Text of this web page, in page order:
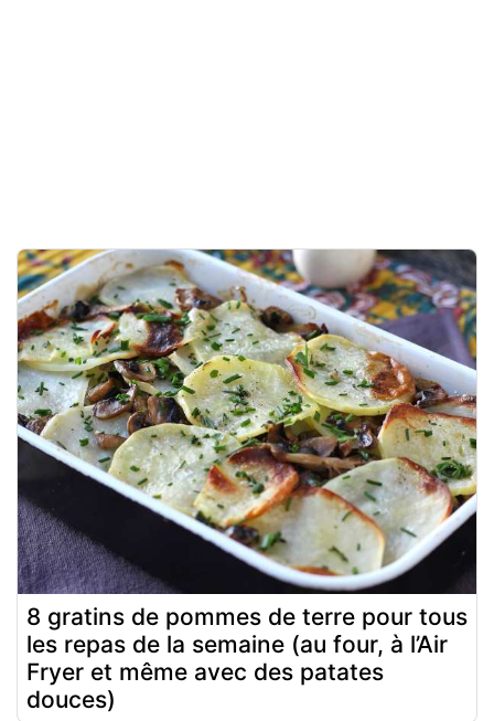
8 gratins de pommes de terre pour tous
les repas de la semaine (au four, à l’Air
Fryer et même avec des patates
douces)